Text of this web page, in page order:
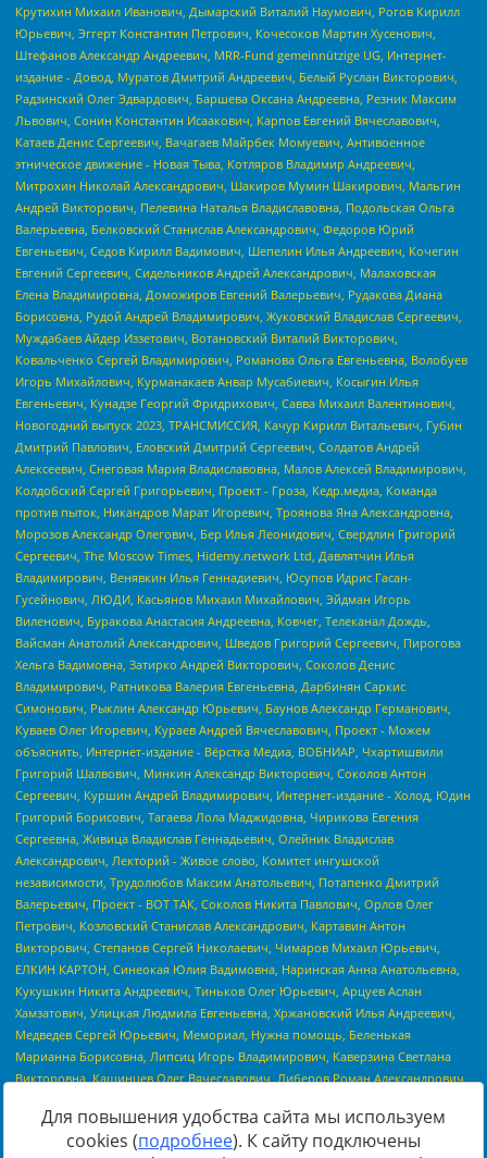
Для повышения удобства сайта мы используем
cookies (подробнее). К сайту подключены